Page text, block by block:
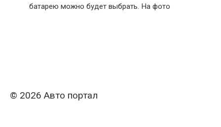
батарею можно будет выбрать. На фото
© 2026 Авто портал